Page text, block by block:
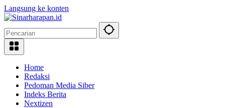
Langsung ke konten
Home
Redaksi
Pedoman Media Siber
Indeks Berita
Nextizen